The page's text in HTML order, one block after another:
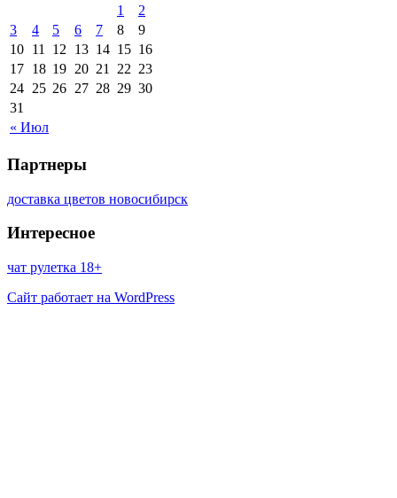
« Июл
1
2
3
4 5 6 7 8
9
10 11 12 13 14 15 16
17 18 19 20 21 22 23
24 25 26 27 28 29 30
31
Партнеры
доставка цветов новосибирск
Интересное
чат рулетка 18+
Сайт работает на WordPress